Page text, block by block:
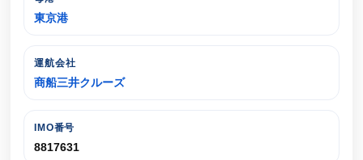
東京港
運航会社
商船三井クルーズ
IMO番号
8817631